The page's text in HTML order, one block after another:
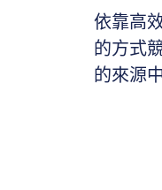
依靠高
的方式
的來源